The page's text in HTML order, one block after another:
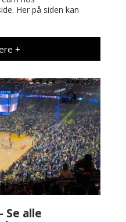
Her på siden kan
+
Se alle